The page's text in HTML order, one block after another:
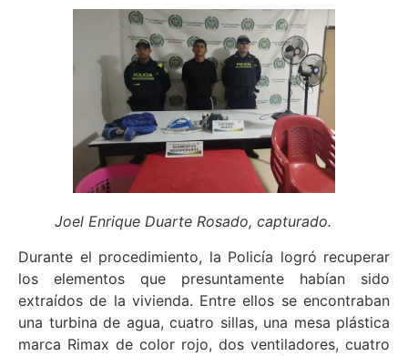
Joel Enrique Duarte Rosado, capturado.
Durante el procedimiento, la Policía logró recuperar
los elementos que presuntamente habían sido
extraídos de la vivienda. Entre ellos se encontraban
una turbina de agua, cuatro sillas, una mesa plástica
marca Rimax de color rojo, dos ventiladores, cuatro